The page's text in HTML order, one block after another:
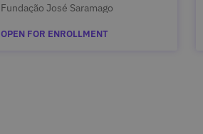
Fundação José Saramago
OPEN FOR ENROLLMENT